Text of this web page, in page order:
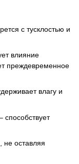
с тусклостью и
влияние
преждевременное
влагу и
не оставляя